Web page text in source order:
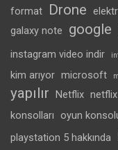
format
Drone
galaxy note google
instagram video indir
kim arıyor microsoft
yapılır Netflix
konsolları
oyun
playstation 5 hakkında